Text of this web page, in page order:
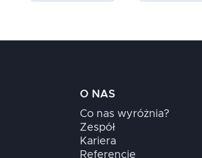
Platforma Java
Projektowanie i architektura
O NAS
Co nas wyróżnia?
Zespół
Kariera
Referencje